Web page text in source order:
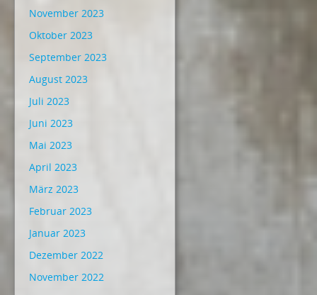
November 2023
Oktober 2023
September 2023
August 2023
Juli 2023
Juni 2023
Mai 2023
April 2023
März 2023
Februar 2023
Januar 2023
Dezember 2022
November 2022